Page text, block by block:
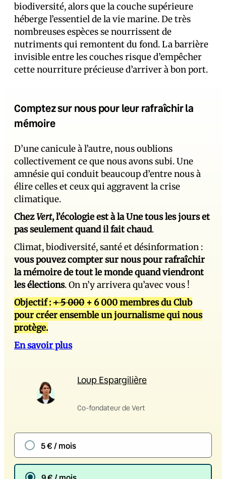
biodiversité, alors que la couche supérieure
héberge l’essentiel de la vie marine. De très
nombreuses espèces se nourrissent de
nutriments qui remontent du fond. La barrière
invisible entre les couches risque d’empêcher
cette nourriture précieuse d’arriver à bon port.
Comptez sur nous pour leur rafraîchir la
mémoire
D’une canicule à l’autre, nous oublions
collectivement ce que nous avons subi. Une
amnésie qui conduit beaucoup d’entre nous à
élire celles et ceux qui aggravent la crise
climatique.
ChezVert, l’écologie est à la Une tous les jours et
pas seulement quand il fait chaud.
Climat, biodiversité, santé et désinformation :
vous pouvez compter sur nous pour rafraîchir
la mémoire de tout le monde quand viendront
les élections. On n’y arrivera qu’avec vous !
Objectif :+ 5 000 + 6 000 membres du Club
pour créer ensemble un journalisme qui nous
protège.
En savoir plus
Loup Espargilière
Co-fondateur de Vert
5 € / mois